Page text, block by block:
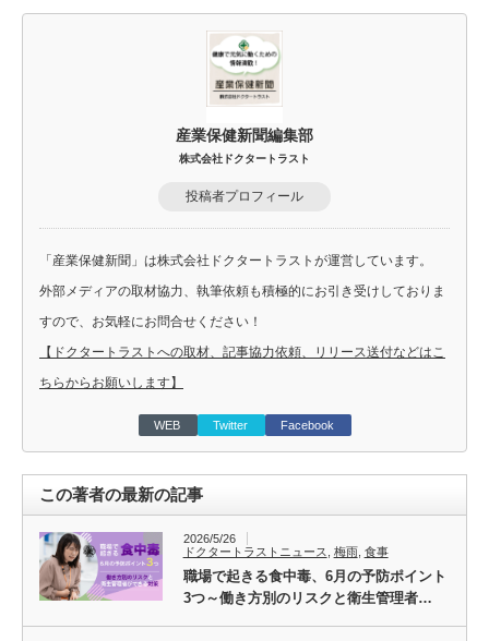
産業保健新聞編集部
株式会社ドクタートラスト
投稿者プロフィール
「産業保健新聞」は株式会社ドクタートラストが運営しています。
外部メディアの取材協力、執筆依頼も積極的にお引き受けしておりま
すので、お気軽にお問合せください！
【ドクタートラストへの取材、記事協力依頼、リリース送付などはこ
ちらからお願いします】
WEB Twitter Facebook
この著者の最新の記事
2026/5/26
ドクタートラストニュース
梅雨, 食事
職場で起きる食中毒、6月の予防ポイント
3つ～働き方別のリスクと衛生管理者…